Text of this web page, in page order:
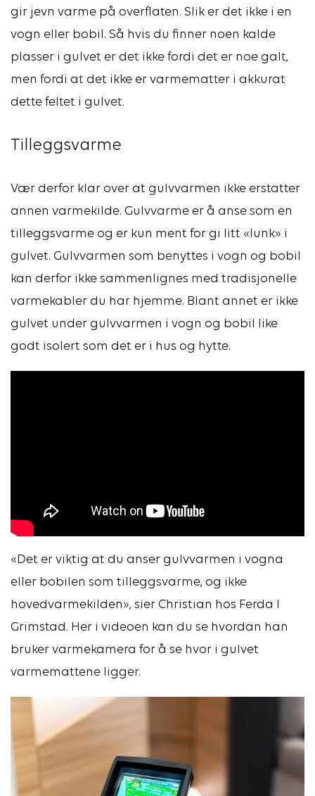
gir jevn varme på overflaten. Slik er det ikke i en
vogn eller bobil. Så hvis du finner noen kalde
plasser i gulvet er det ikke fordi det er noe galt,
men fordi at det ikke er varmematter i akkurat
dette feltet i gulvet.
Tilleggsvarme
Vær derfor klar over at gulvvarmen ikke erstatter
annen varmekilde. Gulvvarme er å anse som en
tilleggsvarme og er kun ment for gi litt «lunk» i
gulvet. Gulvvarmen som benyttes i vogn og bobil
kan derfor ikke sammenlignes med tradisjonelle
varmekabler du har hjemme. Blant annet er ikke
gulvet under gulvvarmen i vogn og bobil like
godt isolert som det er i hus og hytte.
«Det er viktig at du anser gulvvarmen i vogna
eller bobilen som tilleggsvarme, og ikke
hovedvarmekilden», sier Christian hos Ferda I
Grimstad. Her i videoen kan du se hvordan han
bruker varmekamera for å se hvor i gulvet
varmemattene ligger.